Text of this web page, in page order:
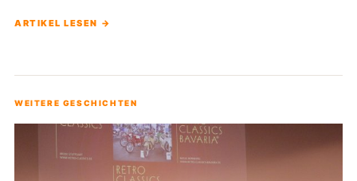
ARTIKEL LESEN →
WEITERE GESCHICHTEN